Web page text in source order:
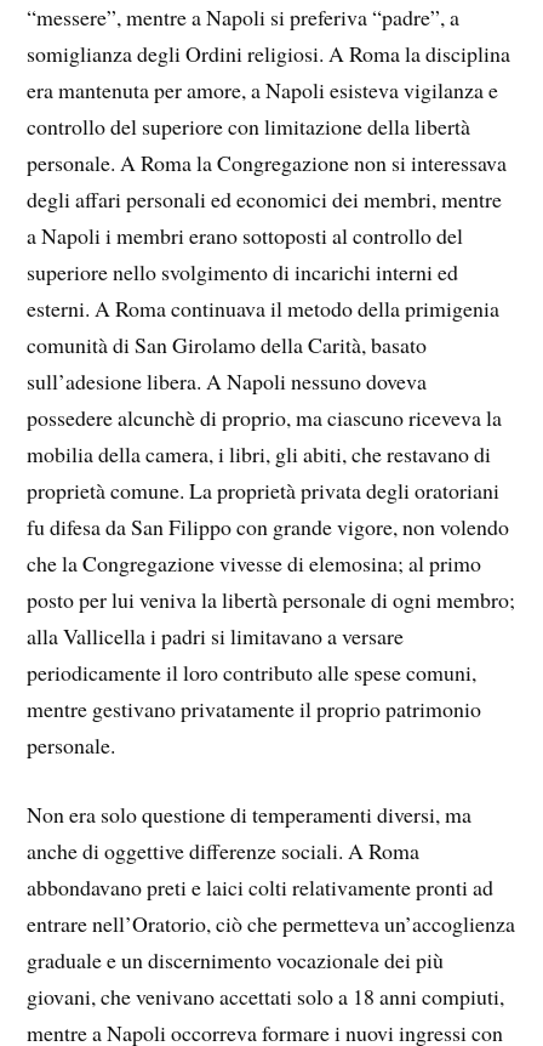
“messere”, mentre a Napoli si preferiva “padre”, a
somiglianza degli Ordini religiosi. A Roma la disciplina
era mantenuta per amore, a Napoli esisteva vigilanza e
controllo del superiore con limitazione della libertà
personale. A Roma la Congregazione non si interessava
degli affari personali ed economici dei membri, mentre
a Napoli i membri erano sottoposti al controllo del
superiore nello svolgimento di incarichi interni ed
esterni. A Roma continuava il metodo della primigenia
comunità di San Girolamo della Carità, basato
sull’adesione libera. A Napoli nessuno doveva
possedere alcunchè di proprio, ma ciascuno riceveva la
mobilia della camera, i libri, gli abiti, che restavano di
proprietà comune. La proprietà privata degli oratoriani
fu difesa da San Filippo con grande vigore, non volendo
che la Congregazione vivesse di elemosina; al primo
posto per lui veniva la libertà personale di ogni membro;
alla Vallicella i padri si limitavano a versare
periodicamente il loro contributo alle spese comuni,
mentre gestivano privatamente il proprio patrimonio
personale.
Non era solo questione di temperamenti diversi, ma
anche di oggettive differenze sociali. A Roma
abbondavano preti e laici colti relativamente pronti ad
entrare nell’Oratorio, ciò che permetteva un’accoglienza
graduale e un discernimento vocazionale dei più
giovani, che venivano accettati solo a 18 anni compiuti,
mentre a Napoli occorreva formare i nuovi ingressi con